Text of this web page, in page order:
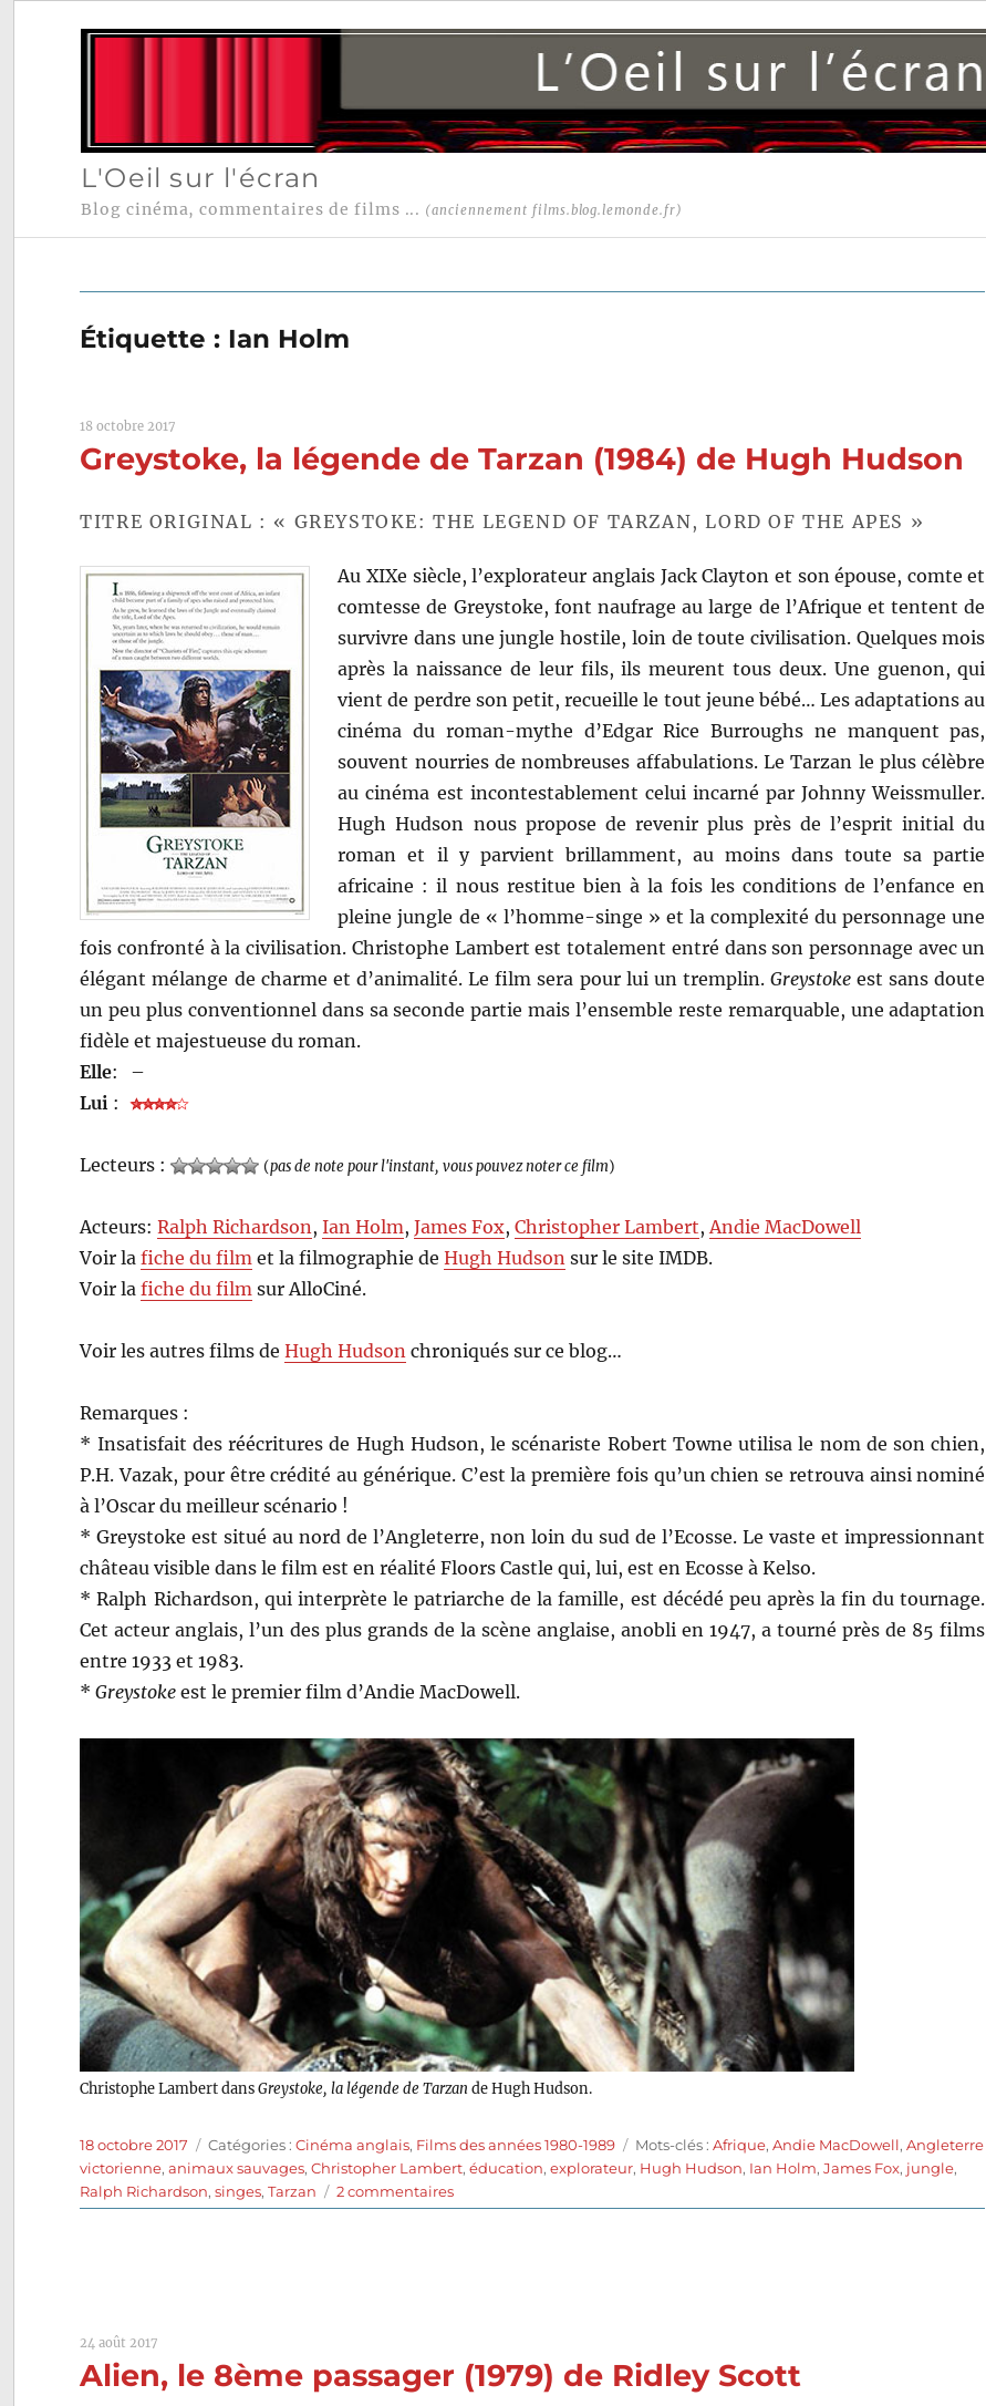
L'Oeil sur l'écran
Blog cinéma, commentaires de films ... (anciennement films.blog.lemonde.fr)
Étiquette : Ian Holm
18 octobre 2017
Greystoke, la légende de Tarzan (1984) de Hugh Hudson
TITRE ORIGINAL : « GREYSTOKE: THE LEGEND OF TARZAN, LORD OF THE APES »
Au XIXe siècle, l’explorateur anglais Jack Clayton et son épouse, comte et
comtesse de Greystoke, font naufrage au large de l’Afrique et tentent de
survivre dans une jungle hostile, loin de toute civilisation. Quelques mois
après la naissance de leur fils, ils meurent tous deux. Une guenon, qui
vient de perdre son petit, recueille le tout jeune bébé… Les adaptations au
cinéma du roman-mythe d’Edgar Rice Burroughs ne manquent pas,
souvent nourries de nombreuses affabulations. Le Tarzan le plus célèbre
au cinéma est incontestablement celui incarné par Johnny Weissmuller.
Hugh Hudson nous propose de revenir plus près de l’esprit initial du
roman et il y parvient brillamment, au moins dans toute sa partie
africaine : il nous restitue bien à la fois les conditions de l’enfance en
pleine jungle de « l’homme-singe » et la complexité du personnage une
fois confronté à la civilisation. Christophe Lambert est totalement entré dans son personnage avec un
élégant mélange de charme et d’animalité. Le film sera pour lui un tremplin.Greystoke est sans doute
un peu plus conventionnel dans sa seconde partie mais l’ensemble reste remarquable, une adaptation
fidèle et majestueuse du roman.
Elle:
–
Lui :
Lecteurs : (pas de note pour l'instant, vous pouvez noter ce film)
Acteurs:Ralph Richardson ,Ian Holm,James Fox,Christopher Lambert, Andie MacDowell
Voir lafiche du film et la filmographie deHugh Hudson sur le site IMDB.
Voir lafiche du film sur AlloCiné.
Voir les autres films deHugh Hudson chroniqués sur ce blog…
Remarques :
* Insatisfait des réécritures de Hugh Hudson, le scénariste Robert Towne utilisa le nom de son chien,
P.H. Vazak, pour être crédité au générique. C’est la première fois qu’un chien se retrouva ainsi nominé
à l’Oscar du meilleur scénario !
* Greystoke est situé au nord de l’Angleterre, non loin du sud de l’Ecosse. Le vaste et impressionnant
château visible dans le film est en réalité Floors Castle qui, lui, est en Ecosse à Kelso.
* Ralph Richardson, qui interprète le patriarche de la famille, est décédé peu après la fin du tournage.
Cet acteur anglais, l’un des plus grands de la scène anglaise, anobli en 1947, a tourné près de 85 films
entre 1933 et 1983.
*Greystoke est le premier film d’Andie MacDowell.
Christophe Lambert dansGreystoke, la légende de Tarzan de Hugh Hudson.
Publié
le
18 octobre 2017 Catégories
Catégories :Cinéma anglais, Films des années 1980-1989 Étiquettes
Mots-clés :Afrique,Andie MacDowell,Angleterre
victorienne,animaux sauvages,Christopher Lambert,éducation,explorateur, Hugh Hudson, Ian Holm,James Fox, jungle,
Ralph Richardson,singes,Tarzan 2 commentairessur
Greystoke,
Hugh
24 août 2017
Alien, le 8ème passager (1979) de Ridley Scott